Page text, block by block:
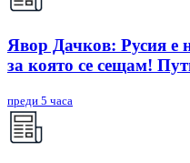
Явор Дачков: Русия е
за която се сещам!
преди 5 часа